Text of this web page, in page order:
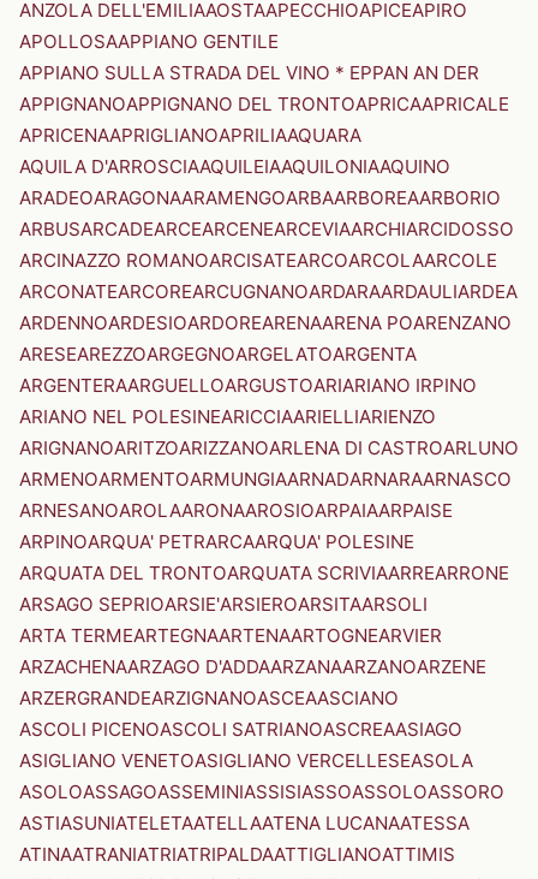
ANZOLA DELL'EMILIAAOSTAAPECCHIOAPICEAPIRO
APOLLOSAAPPIANO GENTILE
APPIANO SULLA STRADA DEL VINO * EPPAN AN DER
APPIGNANOAPPIGNANO DEL TRONTOAPRICAAPRICALE
APRICENAAPRIGLIANOAPRILIAAQUARA
AQUILA D'ARROSCIAAQUILEIAAQUILONIAAQUINO
ARADEOARAGONAARAMENGOARBAARBOREAARBORIO
ARBUSARCADEARCEARCENEARCEVIAARCHIARCIDOSSO
ARCINAZZO ROMANOARCISATEARCOARCOLAARCOLE
ARCONATEARCOREARCUGNANOARDARAARDAULIARDEA
ARDENNOARDESIOARDOREARENAARENA POARENZANO
ARESEAREZZOARGEGNOARGELATOARGENTA
ARGENTERAARGUELLOARGUSTOARIARIANO IRPINO
ARIANO NEL POLESINEARICCIAARIELLIARIENZO
ARIGNANOARITZOARIZZANOARLENA DI CASTROARLUNO
ARMENOARMENTOARMUNGIAARNADARNARAARNASCO
ARNESANOAROLAARONAAROSIOARPAIAARPAISE
ARPINOARQUA' PETRARCAARQUA' POLESINE
ARQUATA DEL TRONTOARQUATA SCRIVIAARREARRONE
ARSAGO SEPRIOARSIE'ARSIEROARSITAARSOLI
ARTA TERMEARTEGNAARTENAARTOGNEARVIER
ARZACHENAARZAGO D'ADDAARZANAARZANOARZENE
ARZERGRANDEARZIGNANOASCEAASCIANO
ASCOLI PICENOASCOLI SATRIANOASCREAASIAGO
ASIGLIANO VENETOASIGLIANO VERCELLESEASOLA
ASOLOASSAGOASSEMINIASSISIASSOASSOLOASSORO
ASTIASUNIATELETAATELLAATENA LUCANAATESSA
ATINAATRANIATRIATRIPALDAATTIGLIANOATTIMIS